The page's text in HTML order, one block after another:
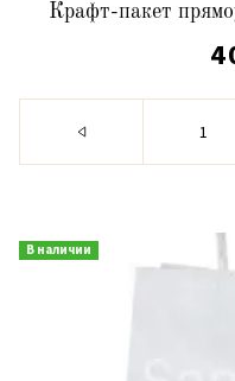
Крафт-пакет
В наличии